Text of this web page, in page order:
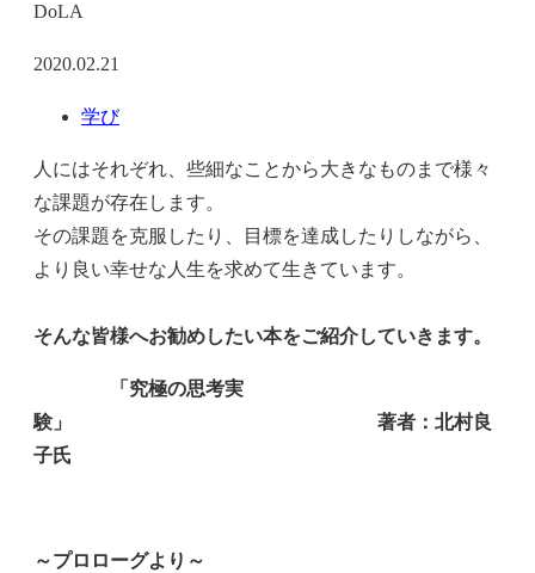
DoLA
2020.02.21
学び
人にはそれぞれ、些細なことから大きなものまで様々
な課題が存在します。
その課題を克服したり、目標を達成したりしながら、
より良い幸せな人生を求めて生きています。
そんな皆様へお勧めしたい本をご紹介していきます。
「究極の思考実
験」 著者：北村良
子氏
～プロローグより～